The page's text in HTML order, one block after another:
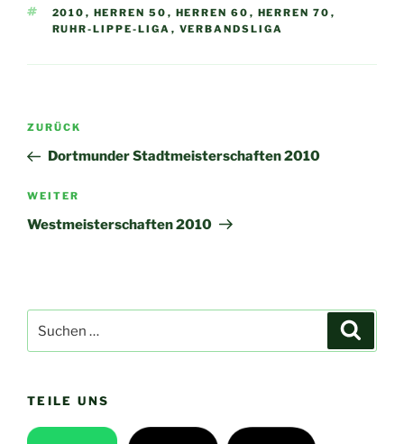
SCHLAGWÖRTER
2010 , HERREN 50 , HERREN 60 , HERREN 70 ,
RUHR-LIPPE-LIGA , VERBANDSLIGA
Beitragsnavigation
Vorheriger
Beitrag
ZURÜCK
Dortmunder Stadtmeisterschaften 2010
Nächster
Beitrag
WEITER
Westmeisterschaften 2010
nach:
TEILE UNS